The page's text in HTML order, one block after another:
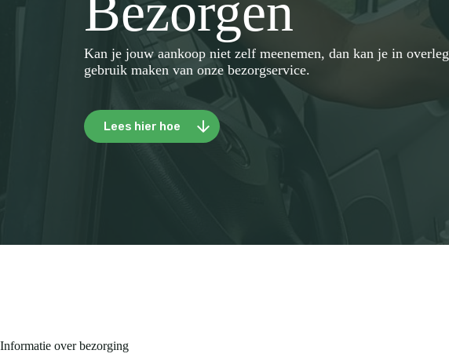
Bezorgen
Kan je jouw aankoop niet zelf meenemen, dan kan je in overleg
gebruik maken van onze bezorgservice.
Lees hier hoe
Informatie over bezorging